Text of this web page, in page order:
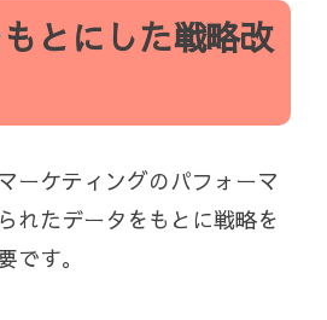
とにした戦略改
ーケティングのパフォーマ
れたデータをもとに戦略を
です。